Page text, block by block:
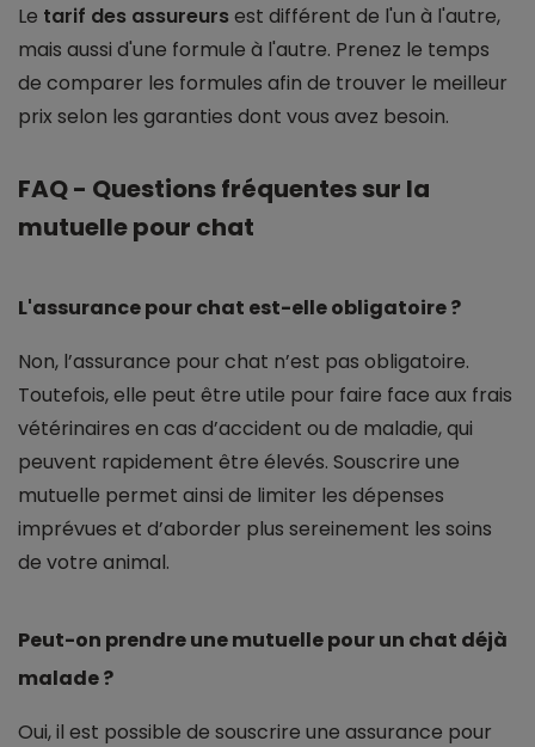
Le tarif des assureursest différent de l'un à l'autre,
mais aussi d'une formule à l'autre. Prenez le temps
de comparer les formules afin de trouver le meilleur
prix selon les garanties dont vous avez besoin.
FAQ - Questions fréquentes sur la
mutuelle pour chat
L'assurance pour chat est-elle obligatoire ?
Non, l’assurance pour chat n’est pas obligatoire.
Toutefois, elle peut être utile pour faire face aux frais
vétérinaires en cas d’accident ou de maladie, qui
peuvent rapidement être élevés. Souscrire une
mutuelle permet ainsi de limiter les dépenses
imprévues et d’aborder plus sereinement les soins
de votre animal.
Peut-on prendre une mutuelle pour un chat déjà
malade ?
Oui, il est possible de souscrire une assurance pour